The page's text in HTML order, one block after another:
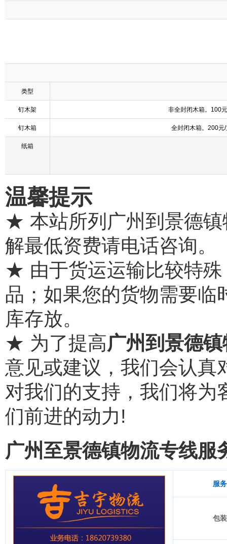
类型
钉木架 非全封闭木箱。100
钉木箱 全封闭木箱。200元
纸箱
温馨提示
★ 本站所列广州到景德镇
解最低资费请电话咨询。
★ 由于货运运输比较特殊
品；如果您的货物需要临
库存放。
★ 为了提高广州到景德
意见或建议，我们会认真
对我们的支持，我们将为
们前进的动力!
广州至景德镇物流专线服
服
包